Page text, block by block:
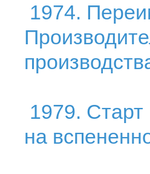
1974.
1979. Старт
на